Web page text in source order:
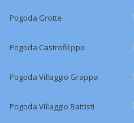
Pogoda Grotte
Pogoda Castrofilippo
Pogoda Villaggio Grappa
Pogoda Villaggio Battisti